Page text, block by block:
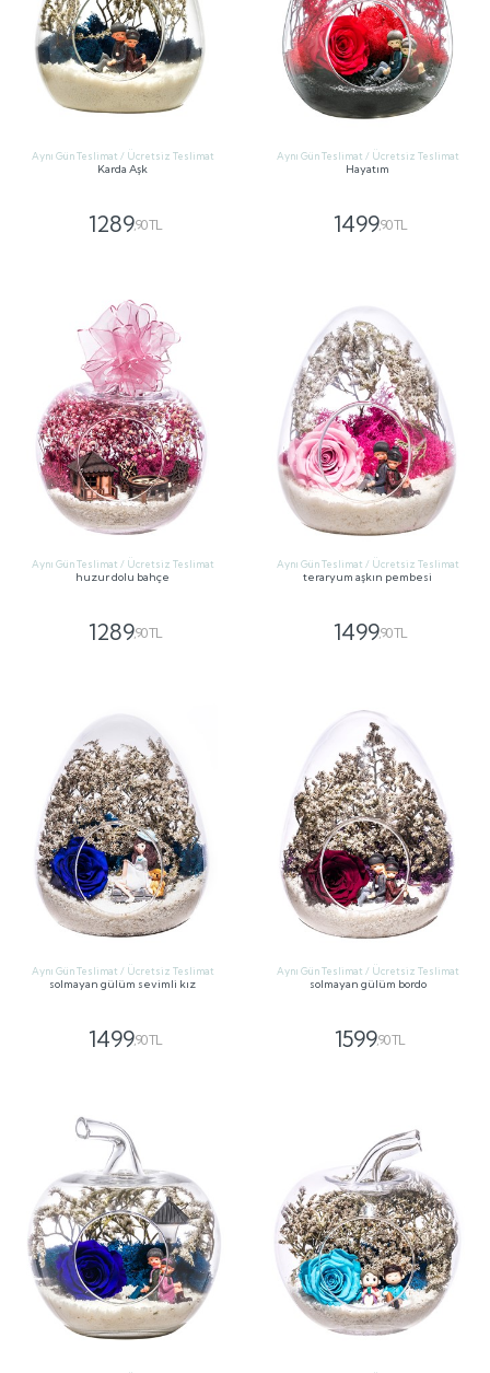
Aynı Gün Teslimat / Ücretsiz Teslimat
Karda Aşk
1289,90 TL
Aynı Gün Teslimat / Ücretsiz Teslimat
Hayatım
1499,90 TL
Aynı Gün Teslimat / Ücretsiz Teslimat
huzur dolu bahçe
1289,90 TL
Aynı Gün Teslimat / Ücretsiz Teslimat
teraryum aşkın pembesi
1499,90 TL
Aynı Gün Teslimat / Ücretsiz Teslimat
solmayan gülüm sevimli kız
1499,90 TL
Aynı Gün Teslimat / Ücretsiz Teslimat
solmayan gülüm bordo
1599,90 TL